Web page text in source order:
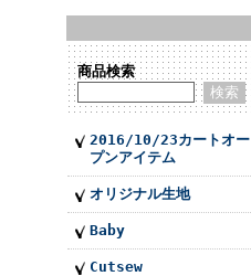
商品検索
2016/10/23カートオー
プンアイテム
オリジナル生地
Baby
Cutsew